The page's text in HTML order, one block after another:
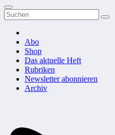
Abo
Shop
Das aktuelle Heft
Rubriken
Newsletter abonnieren
Archiv